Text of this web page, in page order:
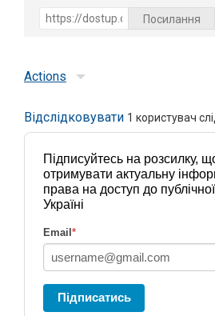
Посилання
Actions
Відслідковувати 1 користувач
Підписуйтесь на розсилку,
отримувати актуальну
права на доступ до
Україні
Email *
Підписатись